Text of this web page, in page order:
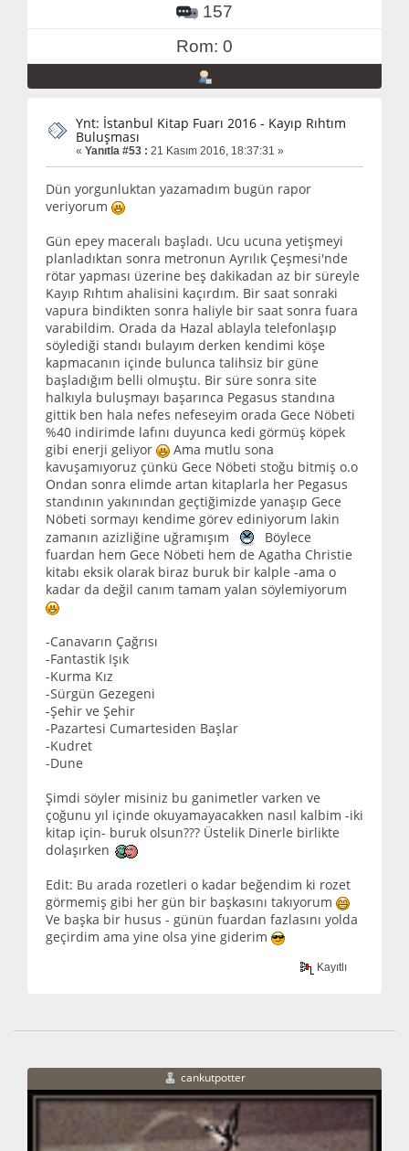
157
Rom: 0
Ynt: İstanbul Kitap Fuarı 2016 - Kayıp Rıhtım
Buluşması
« Yanıtla #53 : 21 Kasım 2016, 18:37:31 »
Dün yorgunluktan yazamadım bugün rapor
veriyorum
Gün epey maceralı başladı. Ucu ucuna yetişmeyi
planladıktan sonra metronun Ayrılık Çeşmesi'nde
rötar yapması üzerine beş dakikadan az bir süreyle
Kayıp Rıhtım ahalisini kaçırdım. Bir saat sonraki
vapura bindikten sonra haliyle bir saat sonra fuara
varabildim. Orada da Hazal ablayla telefonlaşıp
söylediği standı bulayım derken kendimi köşe
kapmacanın içinde bulunca talihsiz bir güne
başladığım belli olmuştu. Bir süre sonra site
halkıyla buluşmayı başarınca Pegasus standına
gittik ben hala nefes nefeseyim orada Gece Nöbeti
%40 indirimde lafını duyunca kedi görmüş köpek
gibi enerji geliyor
Ama mutlu sona
kavuşamıyoruz çünkü Gece Nöbeti stoğu bitmiş o.o
Ondan sonra elimde artan kitaplarla her Pegasus
standının yakınından geçtiğimizde yanaşıp Gece
Nöbeti sormayı kendime görev ediniyorum lakin
zamanın azizliğine uğramışım
Böylece
fuardan hem Gece Nöbeti hem de Agatha Christie
kitabı eksik olarak biraz buruk bir kalple -ama o
kadar da değil canım tamam yalan söylemiyorum
-Canavarın Çağrısı
-Fantastik Işık
-Kurma Kız
-Sürgün Gezegeni
-Şehir ve Şehir
-Pazartesi Cumartesiden Başlar
-Kudret
-Dune
Şimdi söyler misiniz bu ganimetler varken ve
çoğunu yıl içinde okuyamayacakken nasıl kalbim -iki
kitap için- buruk olsun??? Üstelik Dinerle birlikte
dolaşırken
Edit: Bu arada rozetleri o kadar beğendim ki rozet
görmemiş gibi her gün bir başkasını takıyorum
Ve başka bir husus - günün fuardan fazlasını yolda
geçirdim ama yine olsa yine giderim
Kayıtlı
cankutpotter